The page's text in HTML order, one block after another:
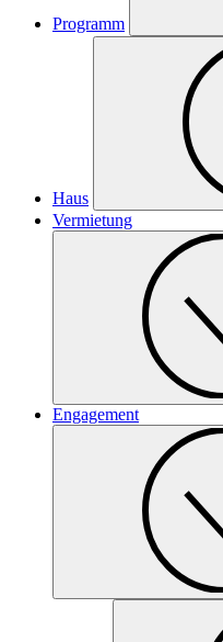
Programm
Haus
Vermietung
Engagement